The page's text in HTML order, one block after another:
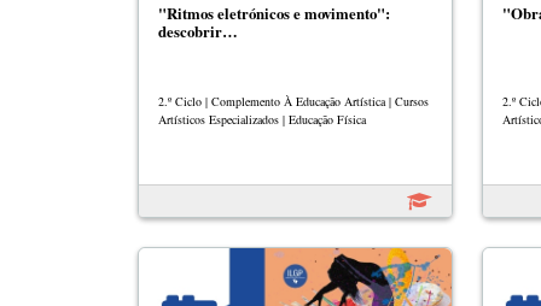
"Ritmos eletrónicos e movimento":
descobrir…
2.º Ciclo | Complemento À Educação Artística | Cursos
Artísticos Especializados | Educação Física
2.º